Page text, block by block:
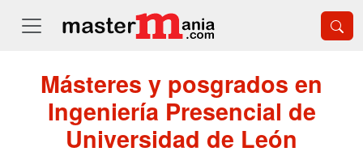
Másteres y posgrados en
Ingeniería Presencial de
Universidad de León